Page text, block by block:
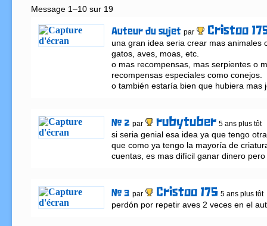
Message 1–10 sur 19
Auteur du sujet par Cristoo
una gran idea seria crear mas animales
gatos, aves, moas, etc.
o mas recompensas, mas serpientes o
recompensas especiales como conejos.
o también estaría bien que hubiera mas
# 2 par rubytuber 5 ans plus tôt
si seria genial esa idea ya que tengo
que como ya tengo la mayoría de
cuentas, es mas difícil ganar dinero
# 3 par Cristoo 175 5 ans plus tôt
perdón por repetir aves 2 veces en el